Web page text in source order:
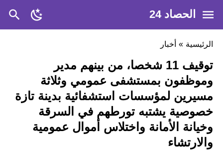
الحصاد 24
الرئيسية » أخبار
توقيف 11 شخصا، من بينهم مدير
وموظفون بمستشفى عمومي وثلاثة
مسيرين لمؤسسات استشفائية بدينة تازة
خصوصية يشتبه تورطهم في السرقة
وخيانة الأمانة واختلاس أموال عمومية
والارتشاء